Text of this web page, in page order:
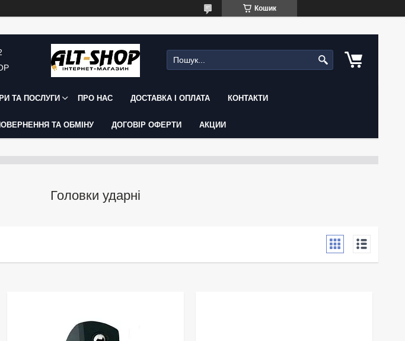
Кошик
ТА ПОСЛУГИ ПРО НАС ДОСТАВКА І ОПЛАТА КОНТАКТИ
ТА ОБМІНУ ДОГОВІР ОФЕРТИ АКЦИИ
Головки ударні